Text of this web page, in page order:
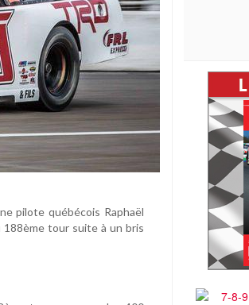
pilote québécois Raphaël
188ème tour suite à un bris